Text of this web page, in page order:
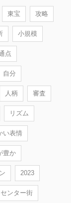
東宝 攻略
小規模
点
自分
人柄 審査
リズム
い表情
豊か
2023
センター街